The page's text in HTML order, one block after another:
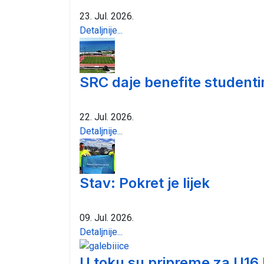
23. Jul. 2026.
Detaljnije...
SRC daje benefite
22. Jul. 2026.
Detaljnije...
Stav: Pokret je lijek
09. Jul. 2026.
Detaljnije...